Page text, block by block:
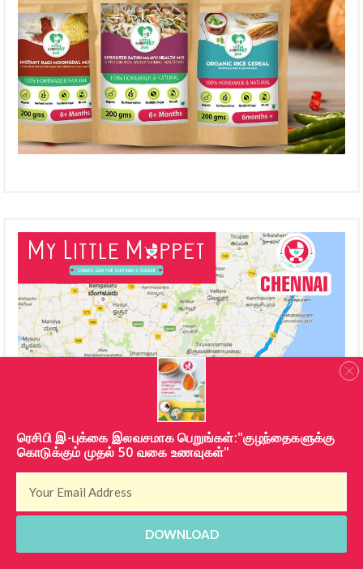
​ரெசிபி இ-புக்கை இலவசமாக பெறுங்கள்:"குழந்தைகளுக்கு
கொடுக்கும் முதல் 50 வகை உணவுகள்"
DOWNLOAD